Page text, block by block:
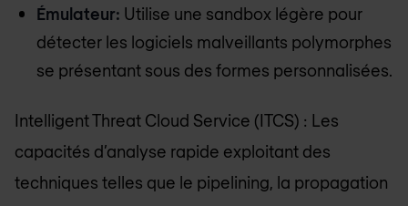
Émulateur: Utilise une sandbox légère pour
détecter les logiciels malveillants polymorphes
se présentant sous des formes personnalisées.
Intelligent Threat Cloud Service (ITCS) : Les
capacités d’analyse rapide exploitant des
techniques telles que le pipelining, la propagation